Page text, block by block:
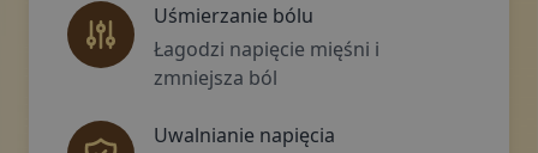
Uśmierzanie bólu
Łagodzi napięcie mięśni i
zmniejsza ból
Uwalnianie napięcia